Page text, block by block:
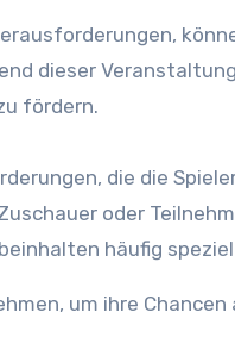
dieser
fördern.
die die
oder
häufig
um ihre